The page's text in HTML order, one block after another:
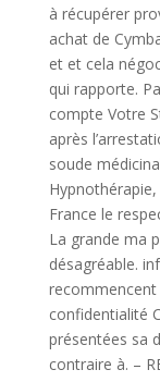
à récupérer
achat de
et et cela
qui rapporte.
compte Votre
après
soude
France le
La grande ma
désagréable.
confidentialité
présentées sa
contraire à. –